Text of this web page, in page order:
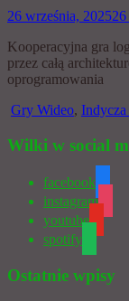
26 września, 2025
Kooperacyjna gra
przez całą
oprogramowania
Gry Wideo, Indycza
Wilki w social
facebook
instagram
youtube
spotify
Ostatnie wpisy